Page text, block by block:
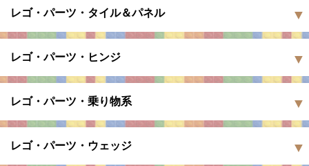
レゴ・パーツ・タイル＆パネル
レゴ・パーツ・ヒンジ
レゴ・パーツ・乗り物系
レゴ・パーツ・ウェッジ